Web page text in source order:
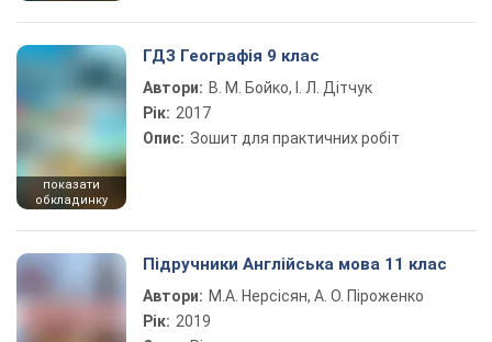
показати
обкладинку
ГДЗ Географія 9 клас
Автори: В. М. Бойко, І. Л. Дітчук
Рік: 2017
Опис: Зошит для практичних робіт
Підручники Англійська мова 11 клас
Автори: М.А. Нерсісян, А. О. Піроженко
Рік: 2019